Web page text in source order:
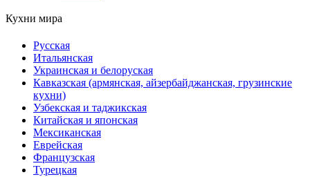
Кухни мира
Русская
Итальянская
Украинская и белоруская
Кавказская (армянская, айзербайджанская, грузинские
кухни)
Узбекская и таджикская
Китайская и японская
Мексиканская
Еврейская
Французская
Турецкая